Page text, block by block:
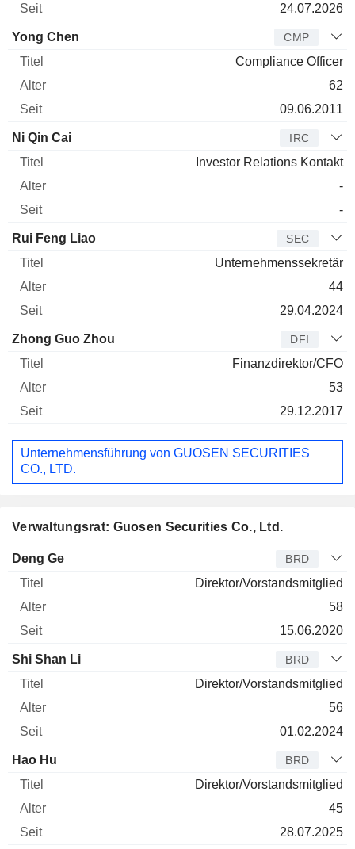
24.07.2026
Yong Chen CMP
Compliance Officer
62
09.06.2011
Ni Qin Cai IRC
Investor Relations Kontakt
-
-
Rui Feng Liao SEC
Unternehmenssekretär
44
29.04.2024
Zhong Guo Zhou DFI
Finanzdirektor/CFO
53
29.12.2017
Unternehmensführung von GUOSEN SECURITIES
CO., LTD.
Verwaltungsrat: Guosen Securities Co., Ltd.
Verwaltungsratsmitglied
Deng Ge BRD
Direktor/Vorstandsmitglied
58
15.06.2020
Shi Shan Li BRD
Direktor/Vorstandsmitglied
56
01.02.2024
Hao Hu BRD
Direktor/Vorstandsmitglied
45
28.07.2025